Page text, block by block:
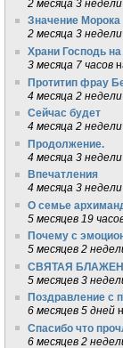
2 месяца 3 недели
Значение Морока
2 месяца 3 недели
Храни Господь
3 месяца 7 часов
Протитип фрау
4 месяца 2 недели
Сейчас будет
4 месяца 2 недели
Продолжение.
4 месяца 3 недели
Впечатления
4 месяца 3 недели
О семье
5 месяцев 19
Почему с
5 месяцев 2
СВЯТАЯ
5 месяцев 3
Поздравление с
6 месяцев 5 дней
Спасибо что
6 месяцев 2